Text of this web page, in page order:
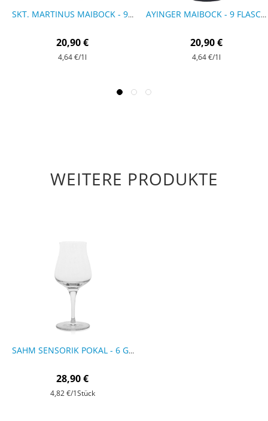
SKT. MARTINUS MAIBOCK - 9 FLASCHEN
20,90 €
4,64 €/1l
AYINGER MAIBOCK - 9 FLASCHEN
20,90 €
4,64 €/1l
WEITERE PRODUKTE
SAHM SENSORIK POKAL - 6 GLÄSER
28,90 €
4,82 €/1Stück